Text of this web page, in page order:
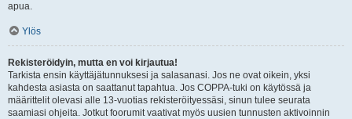
apua.
Ylös
Rekisteröidyin, mutta en voi kirjautua!
Tarkista ensin käyttäjätunnuksesi ja salasanasi. Jos ne ovat oikein, yksi
kahdesta asiasta on saattanut tapahtua. Jos COPPA-tuki on käytössä ja
määrittelit olevasi alle 13-vuotias rekisteröityessäsi, sinun tulee seurata
saamiasi ohjeita. Jotkut foorumit vaativat myös uusien tunnusten aktivoinnin